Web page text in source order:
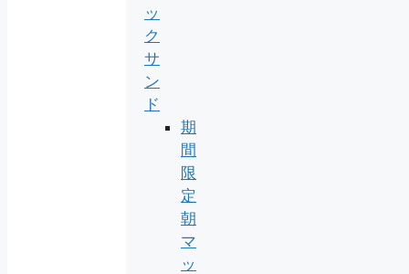
ッ
ク
サ
ン
ド
期
間
限
定
朝
マ
ッ